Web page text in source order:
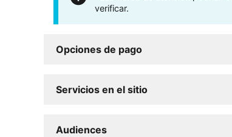
verificar.
Opciones de pago
Servicios en el sitio
Audiences